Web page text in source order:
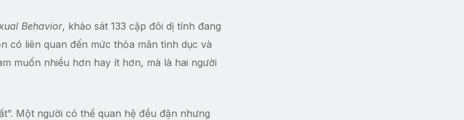
Behavior, khảo sát 133 cặp đôi dị tính đang
có liên quan đến mức thỏa mãn tình dục và
muốn nhiều hơn hay ít hơn, mà là hai người
Một người có thể quan hệ đều đặn nhưng